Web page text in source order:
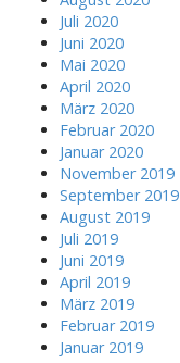
Juli 2020
Juni 2020
Mai 2020
April 2020
März 2020
Februar 2020
Januar 2020
November 2019
September 2019
August 2019
Juli 2019
Juni 2019
April 2019
März 2019
Februar 2019
Januar 2019